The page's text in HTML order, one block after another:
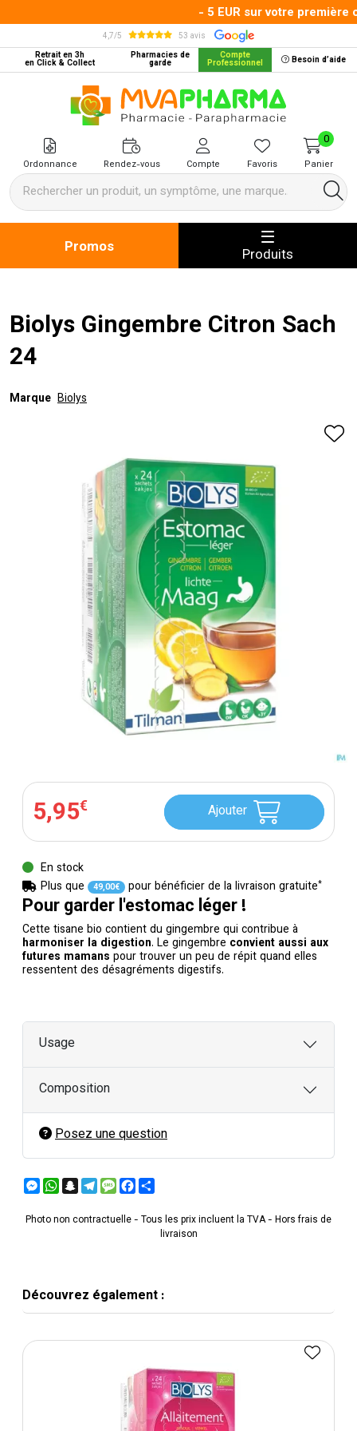
- 5 EUR sur votre première
4,7/5
53 avis
Retrait en 3h
en Click & Collect
Pharmacies de
garde
Compte
Professionnel Besoin d’aide
MVA Pharma Votre pharmacie
Ordonnance Rendez-vous Compte Favoris Panier
0
Promos Produits
Biolys Gingembre Citron Sach
24
Marque Biolys
Pour garder l'estomac léger !
Cette tisane bio contient du gingembre qui contribue à
harmoniser la digestion. Le gingembre convient aussi aux
futures mamans pour trouver un peu de répit quand elles
ressentent des désagréments digestifs.
5,95€ Ajouter
En stock
Plus que
49,00€ pour bénéficier de la livraison gratuite*
Usage
Composition
Posez une question
Messenger
WhatsApp
Snapchat
Telegram
MessageFacebook
Photo non contractuelle - Tous les prix incluent la TVA - Hors frais de
livraison
Découvrez également :